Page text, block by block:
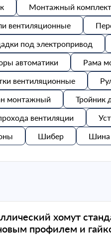
Монтажный комплект
вентиляционные
под электропривод
автоматики
Рама
вентиляционные
монтажный
Тройник
вентиляции
Шибер Шина
хомут
профилем и